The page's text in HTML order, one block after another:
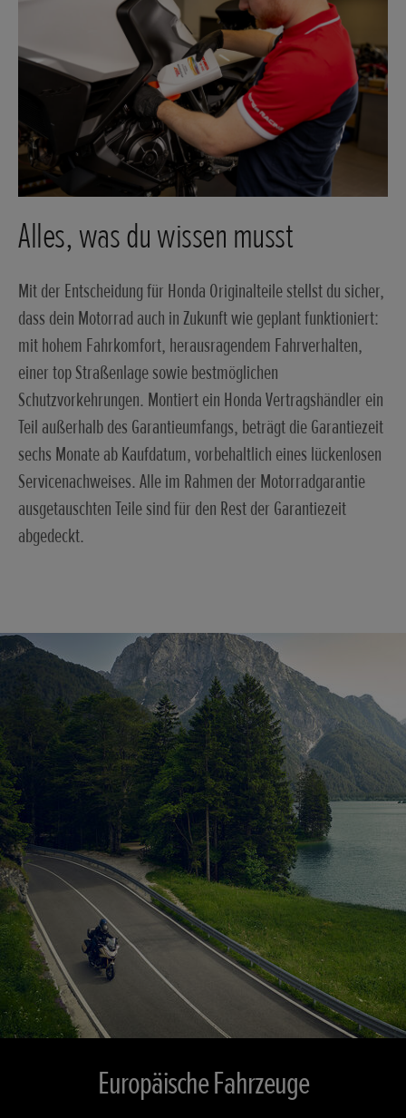
Alles, was du wissen musst
Mit der Entscheidung für Honda Originalteile stellst du sicher,
dass dein Motorrad auch in Zukunft wie geplant funktioniert:
mit hohem Fahrkomfort, herausragendem Fahrverhalten,
einer top Straßenlage sowie bestmöglichen
Schutzvorkehrungen. Montiert ein Honda Vertragshändler ein
Teil außerhalb des Garantieumfangs, beträgt die Garantiezeit
sechs Monate ab Kaufdatum, vorbehaltlich eines lückenlosen
Servicenachweises. Alle im Rahmen der Motorradgarantie
ausgetauschten Teile sind für den Rest der Garantiezeit
abgedeckt.
Europäische Fahrzeuge